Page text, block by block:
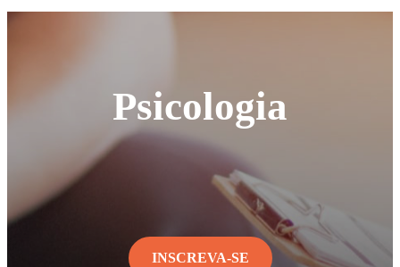
Psicologia
INSCREVA-SE